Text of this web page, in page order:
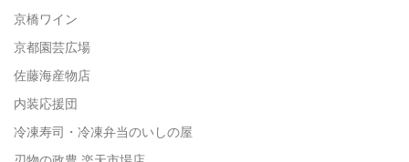
京橋ワイン
京都園芸広場
佐藤海産物店
内装応援団
冷凍寿司・冷凍弁当のいしの屋